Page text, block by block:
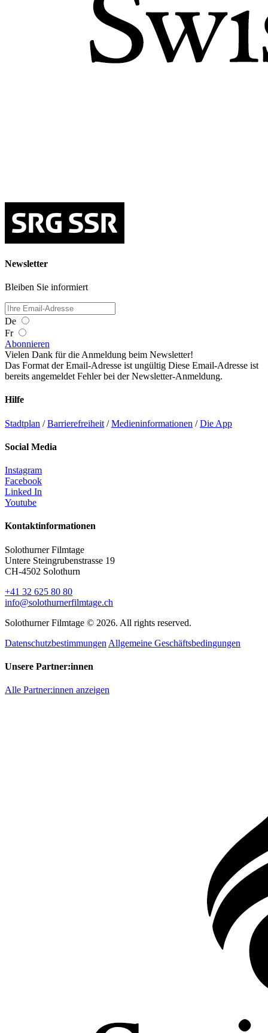
Newsletter
Bleiben Sie informiert
De
Fr
Abonnieren
Vielen Dank für die Anmeldung beim Newsletter!
Das Format der Email-Adresse ist ungültig Diese Email-Adresse ist
bereits angemeldet Fehler bei der Newsletter-Anmeldung.
Hilfe
Stadtplan /Barrierefreiheit /Medieninformationen /Die App
Social Media
Instagram
Facebook
Linked In
Youtube
Kontaktinformationen
Solothurner Filmtage
Untere Steingrubenstrasse 19
CH-4502 Solothurn
+41 32 625 80 80
info@solothurnerfilmtage.ch
Solothurner Filmtage © 2026. All rights reserved.
Datenschutzbestimmungen Allgemeine Geschäftsbedingungen
Unsere Partner:innen
Alle Partner:innen anzeigen